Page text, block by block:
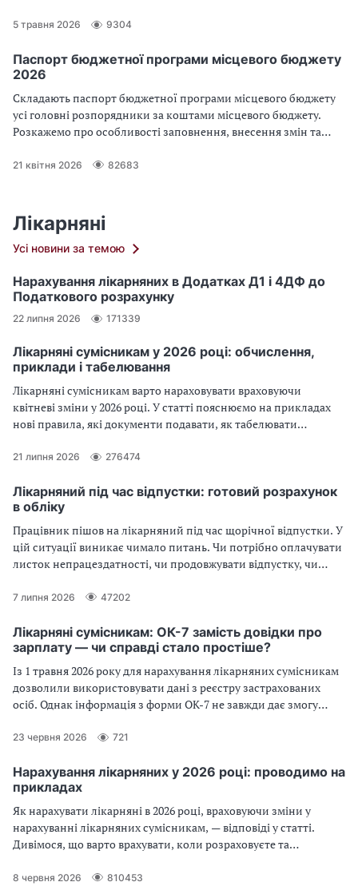
визначити реквізити та форму, читайте у статті
5 травня 2026 9304
Паспорт бюджетної програми місцевого бюджету
2026
Складають паспорт бюджетної програми місцевого бюджету
усі головні розпорядники за коштами місцевого бюджету.
Розкажемо про особливості заповнення, внесення змін та
21 квітня 2026 82683
Лікарняні
Усі новини за темою
Нарахування лікарняних в Додатках Д1 і 4ДФ до
Податкового розрахунку
22 липня 2026 171339
Лікарняні сумісникам у 2026 році: обчислення,
приклади і табелювання
Лікарняні сумісникам варто нараховувати враховуючи
квітневі зміни у 2026 році. У статті пояснюємо на прикладах
нові правила, які документи подавати, як табелювати
сумісництвом
21 липня 2026 276474
Лікарняний під час відпустки: готовий розрахунок
в обліку
Працівник пішов на лікарняний під час щорічної відпустки. У
цій ситуації виникає чимало питань. Чи потрібно оплачувати
листок непрацездатності, чи продовжувати відпустку, чи
оплати відпустки через лікарняний чи ні. Розгляньмо
7 липня 2026 47202
Лікарняні сумісникам: ОК-7 замість довідки про
зарплату — чи справді стало простіше?
Із 1 травня 2026 року для нарахування лікарняних сумісникам
дозволили використовувати дані з реєстру застрахованих
осіб. Однак інформація з форми ОК-7 не завжди дає змогу
довідка ОК-7, а коли не обійтися без довідки з основного
23 червня 2026 721
Нарахування лікарняних у 2026 році: проводимо на
прикладах
Як нарахувати лікарняні в 2026 році, враховуючи зміни у
нарахуванні лікарняних сумісникам, — відповіді у статті.
Дивімося, що варто врахувати, коли розраховуєте та
лікарняних, як бути з оподаткуванням та звітністю.
8 червня 2026 810453